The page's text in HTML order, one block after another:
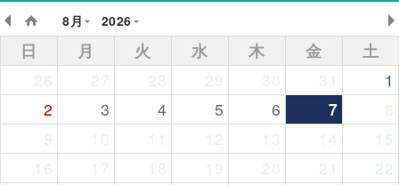
8月
2026
日 月 火 水 木 金
土
26
1
2
3 4 5 6 7
8
9
15
16
22